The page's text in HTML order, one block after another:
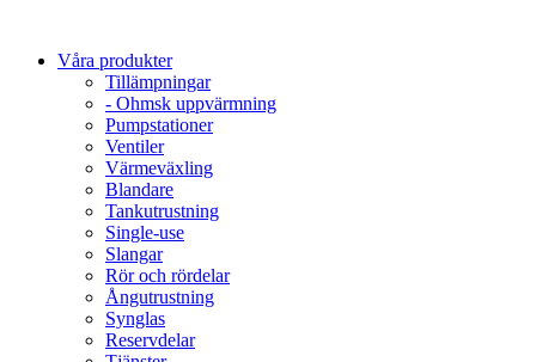
Våra produkter
Tillämpningar
- Ohmsk uppvärmning
Pumpstationer
Ventiler
Värmeväxling
Blandare
Tankutrustning
Single-use
Slangar
Rör och rördelar
Ångutrustning
Synglas
Reservdelar